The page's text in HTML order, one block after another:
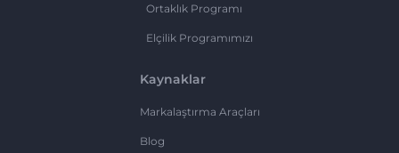
Ortaklık Programı
Elçilik Programımızı
Kaynaklar
Markalaştırma Araçları
Blog